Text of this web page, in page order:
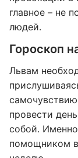
главное – не
людей.
Гороскоп
Львам
провести
собой.
помощником